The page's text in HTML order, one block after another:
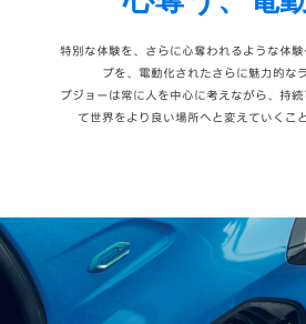
特別な体験を、さらに心奪われるような体
プを、電動化されたさらに魅力的な
プジョーは常に人を中心に考えながら、持
て世界をより良い場所へと変えていくこ